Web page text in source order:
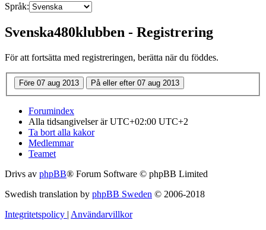
Språk:
Svenska480klubben - Registrering
För att fortsätta med registreringen, berätta när du föddes.
Forumindex
Alla tidsangivelser är UTC+02:00 UTC+2
Ta bort alla kakor
Medlemmar
Teamet
Drivs av phpBB® Forum Software © phpBB Limited
Swedish translation by phpBB Sweden © 2006-2018
Integritetspolicy | Användarvillkor